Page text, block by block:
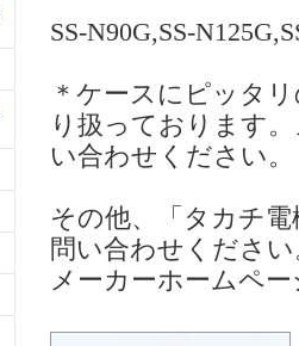
SS-N90G,SS-
＊ケースにピッタ
り扱っております
い合わせください。
その他、「タカチ
問い合わせください
メーカーホームペ